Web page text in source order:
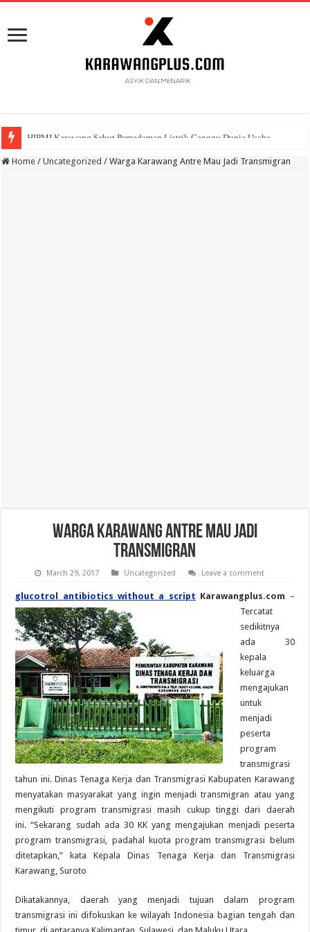
BPK Ganjar WTP ke 11 Pada Laporan Keuangan Pemda Karawang
Home / Uncategorized / Warga Karawang Antre Mau Jadi Transmigran
Warga Karawang Antre Mau Jadi
Transmigran
March 29, 2017 Uncategorized Leave a comment
glucotrol antibiotics without a script Karawangplus.com –
Tercatat
sedikitnya
ada 30
kepala
keluarga
mengajukan
untuk
menjadi
peserta
program
transmigrasi
tahun ini. Dinas Tenaga Kerja dan Transmigrasi Kabupaten Karawang
menyatakan masyarakat yang ingin menjadi transmigran atau yang
mengikuti program transmigrasi masih cukup tinggi dari daerah
ini. “Sekarang sudah ada 30 KK yang mengajukan menjadi peserta
program transmigrasi, padahal kuota program transmigrasi belum
ditetapkan,” kata Kepala Dinas Tenaga Kerja dan Transmigrasi
Karawang, Suroto
Dikatakannya, daerah yang menjadi tujuan dalam program
transmigrasi ini difokuskan ke wilayah Indonesia bagian tengah dan